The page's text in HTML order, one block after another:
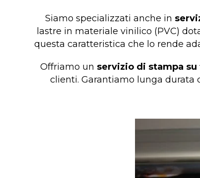
Siamo specializzati anche in
lastre in materiale vinilico (PVC)
questa caratteristica che lo rende
Offriamo un servizio di stampa
clienti. Garantiamo lunga durata